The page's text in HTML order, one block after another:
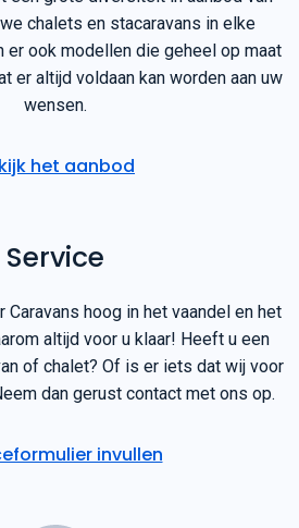
chalets en stacaravans in elke
er ook modellen die geheel op maat
er altijd voldaan kan worden aan uw
wensen.
het aanbod
Service
hoog in het vaandel en het
altijd voor u klaar! Heeft u een
of chalet? Of is er iets dat wij voor
dan gerust contact met ons op.
invullen